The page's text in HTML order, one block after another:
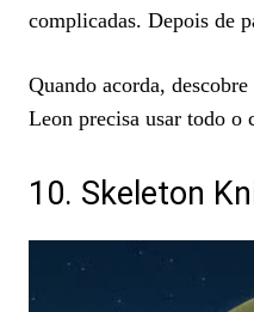
complicadas. Depois de
Quando acorda,
Leon precisa usar todo o
10. Skeleton